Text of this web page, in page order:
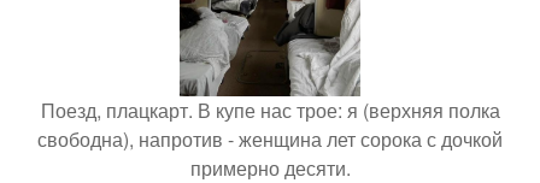
Поезд, плацкарт. В купе нас трое: я (верхняя полка
свободна), напротив - женщина лет сорока с дочкой
примерно десяти.